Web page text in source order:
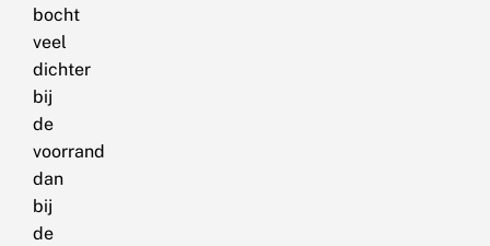
bocht
veel
dichter
bij
de
voorrand
dan
bij
de